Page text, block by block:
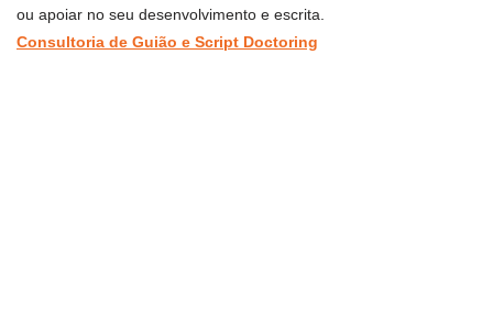
ou apoiar no seu desenvolvimento e escrita.
Consultoria de Guião e Script Doctoring